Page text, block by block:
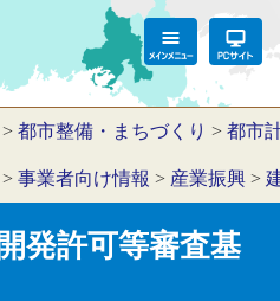
> 都市整備・まちづくり > 都市
> 事業者向け情報 > 産業振興 >
発許可等審査基